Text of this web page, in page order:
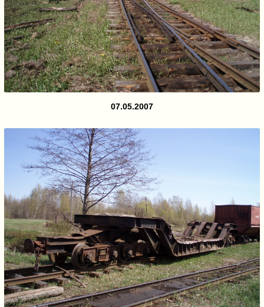
07.05.2007